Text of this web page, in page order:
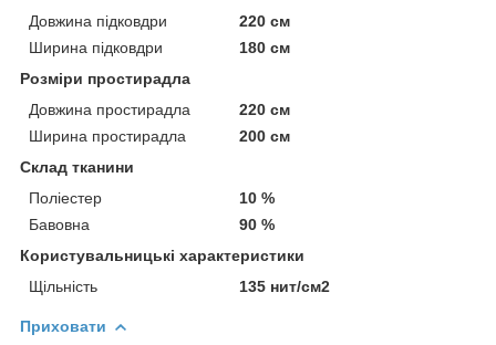
Довжина підковдри
220 см
Ширина підковдри
180 см
Розміри простирадла
Довжина простирадла
220 см
Ширина простирадла
200 см
Склад тканини
Поліестер
10 %
Бавовна
90 %
Користувальницькі характеристики
Щільність
135 нит/см2
Приховати